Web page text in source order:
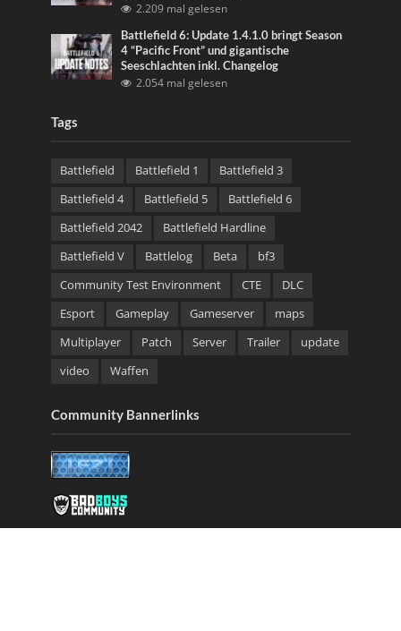
2.209 mal gelesen
Battlefield 6: Update 1.4.1.0 bringt Season
4 “Pacific Front” und gigantische
Seeschlachten inkl. Changelog
2.054 mal gelesen
Tags
Battlefield Battlefield 1
Battlefield 3
Battlefield 4
Battlefield 5
Battlefield 6
Battlefield 2042
Battlefield Hardline
Battlefield V
Battlelog Beta
bf3
Community Test Environment
CTE
DLC
Esport
Gameplay Gameserver
maps
Multiplayer
Patch Server Trailer
update
video
Waffen
Community Bannerlinks